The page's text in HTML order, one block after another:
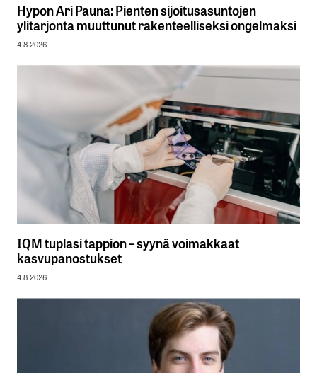
Hypon Ari Pauna: Pienten sijoitusasuntojen
ylitarjonta muuttunut rakenteelliseksi ongelmaksi
4.8.2026
IQM tuplasi tappion – syynä voimakkaat
kasvupanostukset
4.8.2026